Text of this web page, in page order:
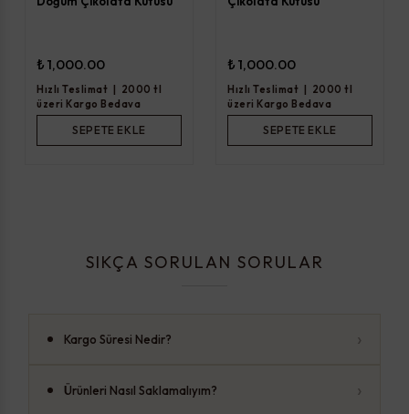
₺ 1,000.00
Hızlı Teslimat | 2000 tl
üzeri Kargo Bedava
SEPETE EKLE
₺ 1,000.00
Hızlı Teslimat | 2000 tl
üzeri Kargo Bedava
SEPETE EKLE
SIKÇA SORULAN SORULAR
Kargo Süresi Nedir? ›
Ürünleri Nasıl Saklamalıyım? ›